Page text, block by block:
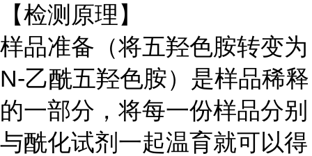
【检测原理】
样品准备（将五羟色胺转变为
N-乙酰五羟色胺）是样品稀释
的一部分，将每一份样品分别
与酰化试剂一起温育就可以得